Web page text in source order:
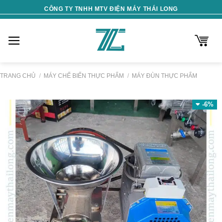
to
CÔNG TY TNHH MTV ĐIỆN MÁY THÁI LONG
TRANG CHỦ / MÁY CHẾ BIẾN THỰC PHẨM / MÁY ĐÙN THỰC PHẨM
-6%